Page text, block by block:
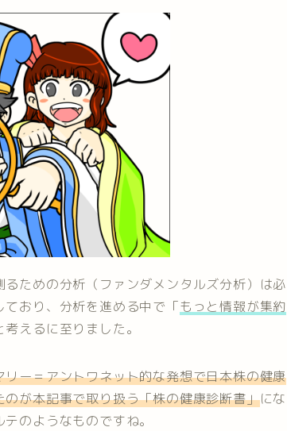
ための分析（ファンダメンタルズ分析）は必
おり、分析を進める中で「もっと情報が集約
考えるに至りました。
ー＝アントワネット的な発想で日本株の健康
が本記事で取り扱う「株の健康診断書」にな
のようなものですね。